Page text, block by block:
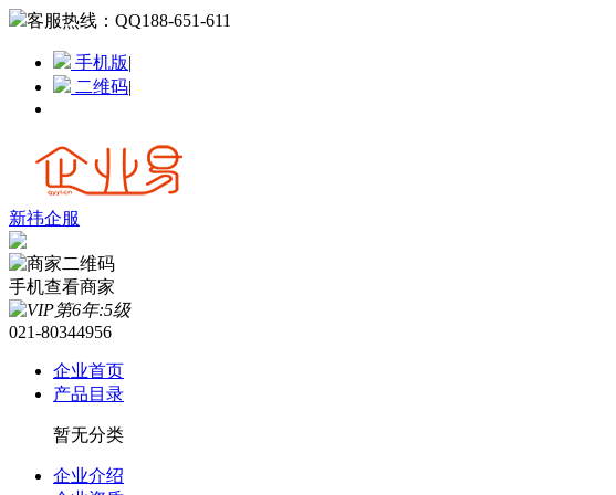
客服热线： QQ188-651-611
手机版|
二维码|
新祎企服
手机查看商家
021-80344956
企业首页
产品目录
暂无分类
企业介绍